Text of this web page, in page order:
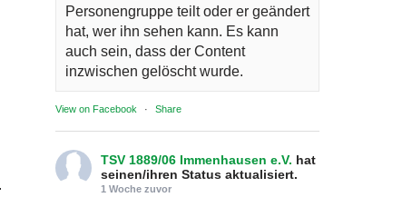
Personengruppe teilt oder er geändert
hat, wer ihn sehen kann. Es kann
auch sein, dass der Content
inzwischen gelöscht wurde.
View on Facebook · Share
TSV 1889/06 Immenhausen e.V. hat
seinen/ihren Status aktualisiert.
1 Woche zuvor